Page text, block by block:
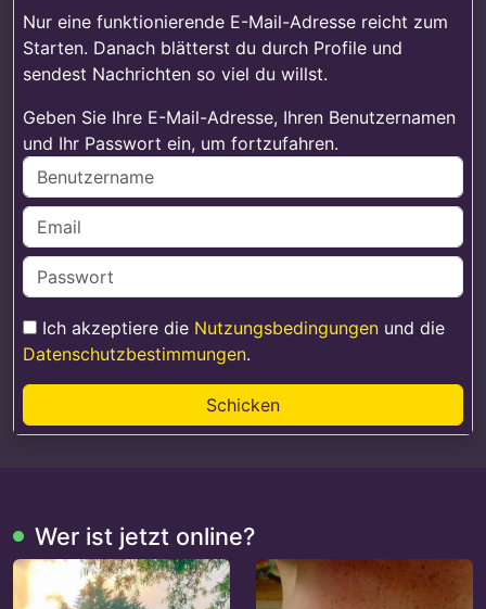
Nur eine funktionierende E-Mail-Adresse reicht zum
Starten. Danach blätterst du durch Profile und
sendest Nachrichten so viel du willst.
Geben Sie Ihre E-Mail-Adresse, Ihren Benutzernamen
und Ihr Passwort ein, um fortzufahren.
Ich akzeptiere die Nutzungsbedingungen und die
Datenschutzbestimmungen.
Schicken
Wer ist jetzt online?